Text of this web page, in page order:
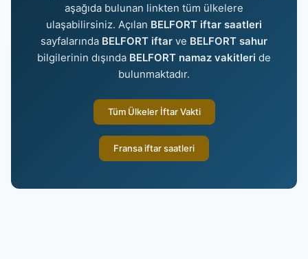
aşağıda bulunan linkten tüm ülkelere
ulaşabilirsiniz. Açılan BELFORT iftar saatleri
sayfalarında BELFORT iftar ve BELFORT sahur
bilgilerinin dışında BELFORT namaz vakitleri de
bulunmaktadır.
Tüm Ülkeler İftar Vakti
Fransa iftar saatleri